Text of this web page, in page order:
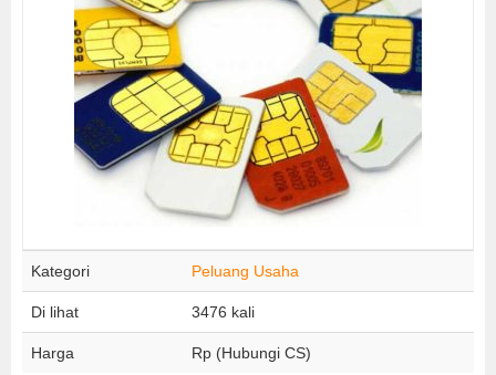
Kategori Peluang Usaha
Di lihat 3476 kali
Harga Rp (Hubungi CS)